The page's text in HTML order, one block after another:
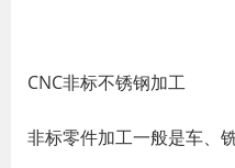
CNC非标不锈钢加工
非标零件加工一般是车、